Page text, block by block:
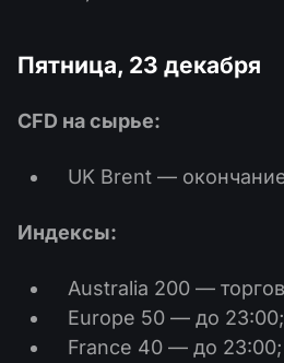
Пятница, 23 декабря
CFD на сырье:
UK Brent —
Индексы:
Australia 200 —
Europe 50 — до 23:00;
France 40 — до 23:00;